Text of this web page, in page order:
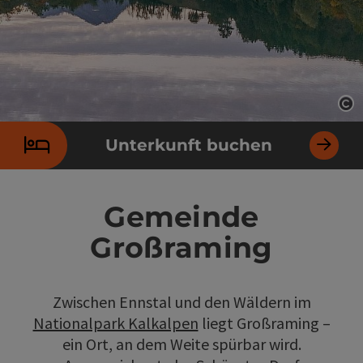
Unterkunft buchen
Gemeinde
Großraming
Zwischen Ennstal und den Wäldern im
Nationalpark Kalkalpen liegt Großraming –
ein Ort, an dem Weite spürbar wird.